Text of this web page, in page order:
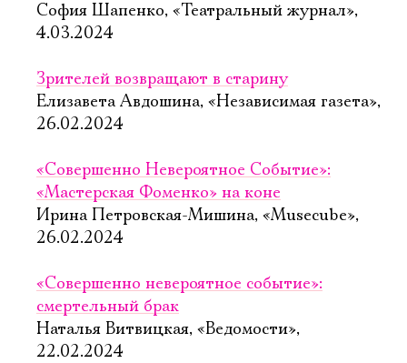
София Шапенко, «Театральный журнал»,
4.03.2024
Зрителей возвращают в старину
Елизавета Авдошина, «Независимая газета»,
26.02.2024
«Совершенно Невероятное Событие»:
«Мастерская Фоменко» на коне
Ирина Петровская-Мишина, «Musecube»,
26.02.2024
«Совершенно невероятное событие»:
смертельный брак
Наталья Витвицкая, «Ведомости»,
22.02.2024